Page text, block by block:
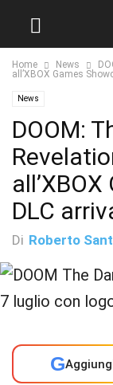
Home News
all’XBOX Games
News
DOOM:
DLC
Di Roberto
G